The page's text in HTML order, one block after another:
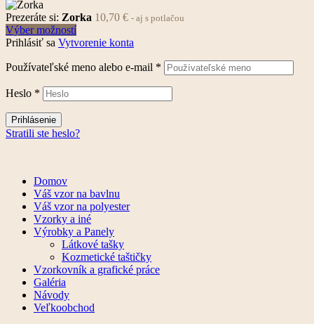
Prezeráte si: Zorka 10,70 € - aj s potlačou
Výber možností
Prihlásiť sa Vytvorenie konta
Používateľské meno alebo e-mail *
Heslo *
Prihlásenie
Stratili ste heslo?
Domov
Váš vzor na bavlnu
Váš vzor na polyester
Vzorky a iné
Výrobky a Panely
Látkové tašky
Kozmetické taštičky
Vzorkovník a grafické práce
Galéria
Návody
Veľkoobchod